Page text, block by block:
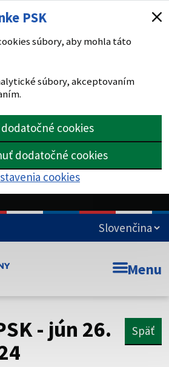
PSK
súbory, aby mohla táto
súbory, akceptovaním
cookies
dodatočné cookies
cookies
stránka Prešovského
Menu
- jún 26.
Späť